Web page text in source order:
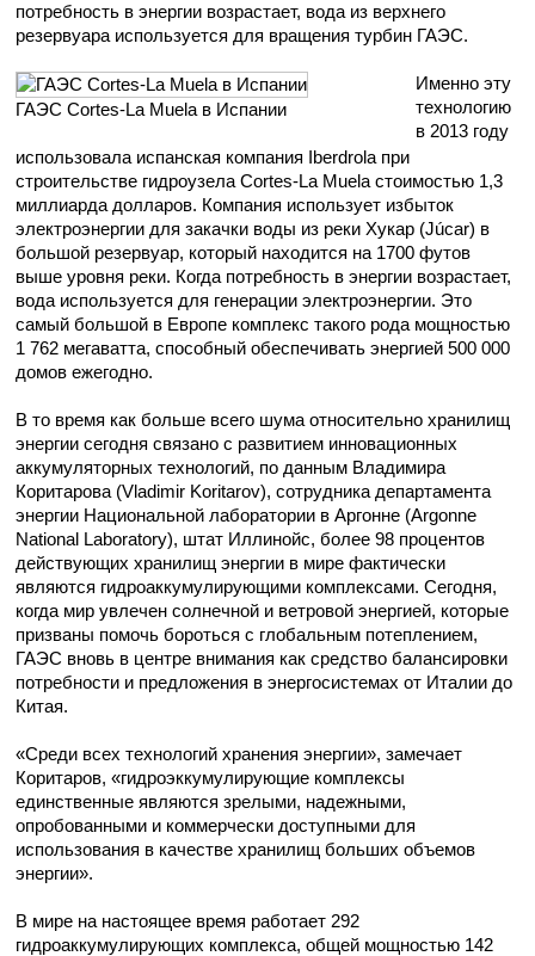
потребность в энергии возрастает, вода из верхнего
резервуара используется для вращения турбин ГАЭС.
ГАЭС Cortes-La Muela в Испании
Именно эту
технологию
в 2013 году
использовала испанская компания Iberdrola при
строительстве гидроузела Cortes-La Muela стоимостью 1,3
миллиарда долларов. Компания использует избыток
электроэнергии для закачки воды из реки Хукар (Júcar) в
большой резервуар, который находится на 1700 футов
выше уровня реки. Когда потребность в энергии возрастает,
вода используется для генерации электроэнергии. Это
самый большой в Европе комплекс такого рода мощностью
1 762 мегаватта, способный обеспечивать энергией 500 000
домов ежегодно.
В то время как больше всего шума относительно хранилищ
энергии сегодня связано с развитием инновационных
аккумуляторных технологий, по данным Владимира
Коритарова (Vladimir Koritarov), сотрудника департамента
энергии Национальной лаборатории в Аргонне (Argonne
National Laboratory), штат Иллинойс, более 98 процентов
действующих хранилищ энергии в мире фактически
являются гидроаккумулирующими комплексами. Сегодня,
когда мир увлечен солнечной и ветровой энергией, которые
призваны помочь бороться с глобальным потеплением,
ГАЭС вновь в центре внимания как средство балансировки
потребности и предложения в энергосистемах от Италии до
Китая.
«Среди всех технологий хранения энергии», замечает
Коритаров, «гидроэккумулирующие комплексы
единственные являются зрелыми, надежными,
опробованными и коммерчески доступными для
использования в качестве хранилищ больших объемов
энергии».
В мире на настоящее время работает 292
гидроаккумулирующих комплекса, общей мощностью 142